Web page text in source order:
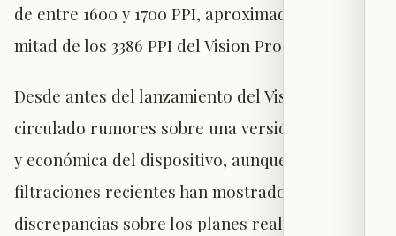
de entre 1600 y 1700 PPI, aproximadamente la
mitad de los 3386 PPI del Vision Pro.
Desde antes del lanzamiento del Vision Pro, han
circulado rumores sobre una versión más ligera
y económica del dispositivo, aunque las
filtraciones recientes han mostrado
discrepancias sobre los planes reales de Apple